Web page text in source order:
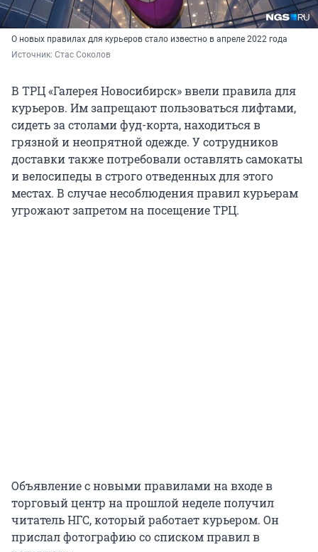
О новых правилах для курьеров стало известно в апреле 2022 года
Источник: Стас Соколов
В ТРЦ «Галерея Новосибирск» ввели правила для
курьеров. Им запрещают пользоваться лифтами,
сидеть за столами фуд-корта, находиться в
грязной и неопрятной одежде. У сотрудников
доставки также потребовали оставлять самокаты
и велосипеды в строго отведенных для этого
местах. В случае несоблюдения правил курьерам
угрожают запретом на посещение ТРЦ.
Объявление с новыми правилами на входе в
торговый центр на прошлой неделе получил
читатель НГС, который работает курьером. Он
прислал фотографию со списком правил в